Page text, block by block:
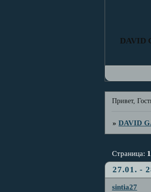
DAVID
Привет,
»DAVID
27.01. -
Страница: 1
sintia27